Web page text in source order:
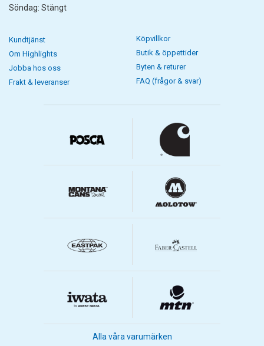
Söndag: Stängt
Kundtjänst
Om Highlights
Jobba hos oss
Frakt & leveranser
Köpvillkor
Butik & öppettider
Byten & returer
FAQ (frågor & svar)
Alla våra varumärken